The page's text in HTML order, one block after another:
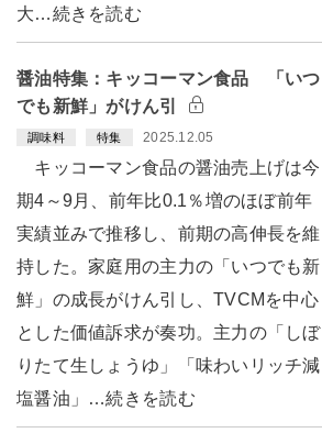
大…続きを読む
醤油特集：キッコーマン食品 「いつ
でも新鮮」がけん引
調味料 特集 2025.12.05
キッコーマン食品の醤油売上げは今
期4～9月、前年比0.1％増のほぼ前年
実績並みで推移し、前期の高伸長を維
持した。家庭用の主力の「いつでも新
鮮」の成長がけん引し、TVCMを中心
とした価値訴求が奏功。主力の「しぼ
りたて生しょうゆ」「味わいリッチ減
塩醤油」…続きを読む